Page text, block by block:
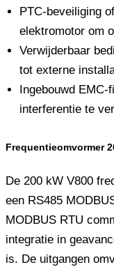
PTC-beveiliging
elektromotor om
Verwijderbaar
tot externe
Ingebouwd
interferentie te
Frequentieomvormer
De 200 kW V800
een RS485
MODBUS RTU
integratie in
is. De uitgangen